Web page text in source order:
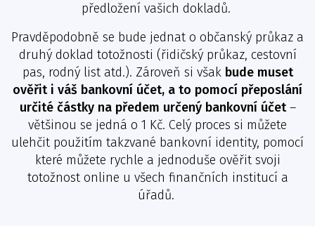
předložení vašich dokladů.
Pravděpodobně se bude jednat o občanský průkaz a
druhý doklad totožnosti (řidičský průkaz, cestovní
pas, rodný list atd.). Zároveň si však bude muset
ověřit i váš bankovní účet, a to pomocí přeposlání
určité částky na předem určený bankovní účet–
většinou se jedná o 1 Kč. Celý proces si můžete
ulehčit použitím takzvané bankovní identity, pomocí
které můžete rychle a jednoduše ověřit svoji
totožnost online u všech finančních institucí a
úřadů.